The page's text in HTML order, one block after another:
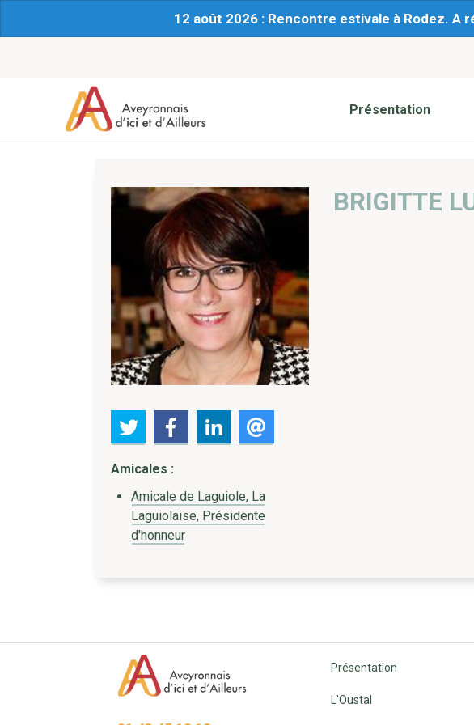
12 août 2026 : Rencontre estivale à Rodez.
Présentation
Amicales :
Amicale de Laguiole, La
Laguiolaise, Présidente
d'honneur
BRIGITTE
Présentation
L'Oustal